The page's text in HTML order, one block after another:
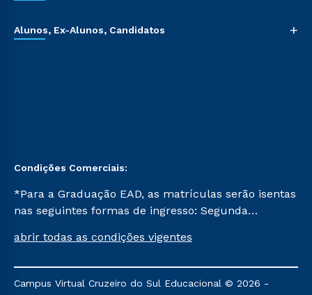
Alunos, Ex-Alunos, Candidatos +
Condições Comerciais:
*Para a Graduação EAD, as matrículas serão isentas
nas seguintes formas de ingresso: Segunda
Já para as demais, a taxa de matrícula será de R$
mencionadas são referentes aos cursos: Ensino
abrir todas as condições vigentes
Campus Virtual Cruzeiro do Sul Educacional © 2026 -